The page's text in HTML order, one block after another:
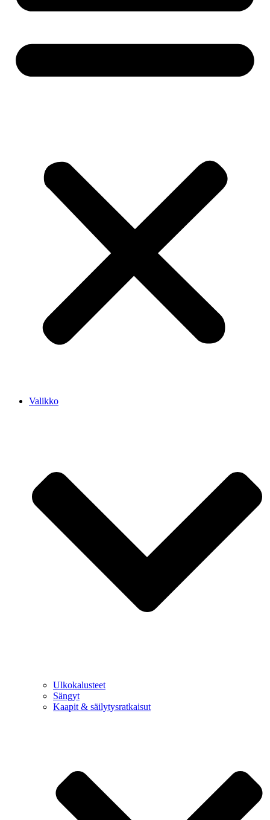
Valikko
Ulkokalusteet
Sängyt
Kaapit & säilytysratkaisut